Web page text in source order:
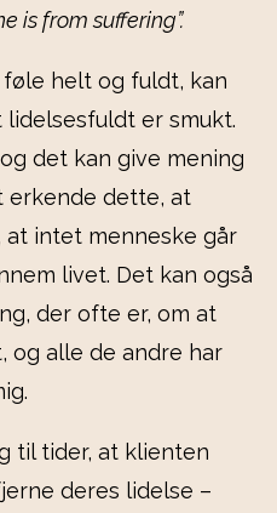
is from suffering”.
helt og fuldt, kan
er smukt.
det kan give mening
erkende dette, at
at intet menneske går
livet. Det kan også
der ofte er, om at
og alle de andre har
til tider, at klienten
deres lidelse –